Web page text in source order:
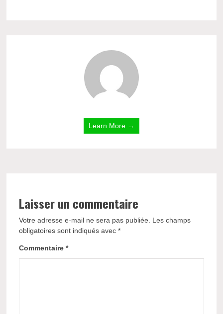
Learn More →
Laisser un commentaire
Votre adresse e-mail ne sera pas publiée. Les champs
obligatoires sont indiqués avec*
Commentaire*